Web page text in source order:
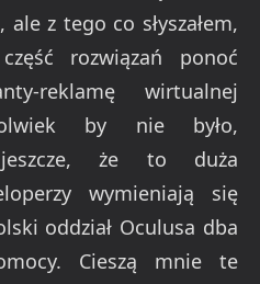
z tego co słyszałem,
rozwiązań ponoć
reklamę wirtualnej
by nie było,
jeszcze, że to duża
wymieniają się
oddział Oculusa dba
Cieszą mnie te